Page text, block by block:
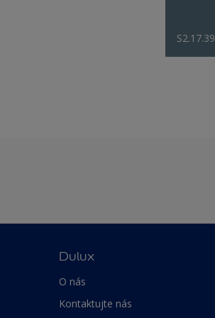
S2.17.39
Dulux
O nás
Kontaktujte nás